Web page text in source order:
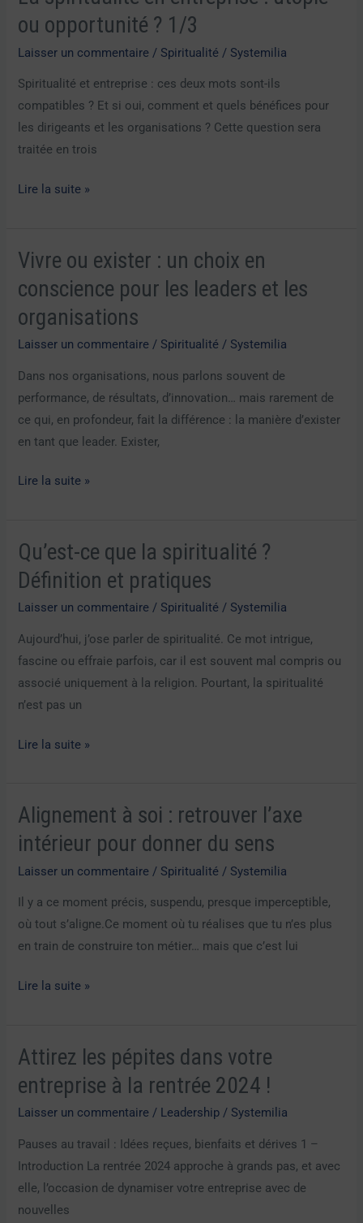
ou opportunité ? 1/3
Laisser un commentaire / Spiritualité / Systemilia
Spiritualité et entreprise : ces deux mots sont-ils
compatibles ? Et si oui, comment et quels bénéfices pour
les dirigeants et les organisations ? Cette question sera
traitée en trois
:
opportunité
?
1/3
Lire la suite »
Vivre ou exister : un choix en
conscience pour les leaders et les
organisations
Laisser un commentaire / Spiritualité / Systemilia
Dans nos organisations, nous parlons souvent de
performance, de résultats, d’innovation… mais rarement de
ce qui, en profondeur, fait la différence : la manière d’exister
en tant que leader. Exister,
Vivre
exister
:
un
leaders
organisations
Lire la suite »
Qu’est-ce que la spiritualité ?
Définition et pratiques
Laisser un commentaire / Spiritualité / Systemilia
Aujourd’hui, j’ose parler de spiritualité. Ce mot intrigue,
fascine ou effraie parfois, car il est souvent mal compris ou
associé uniquement à la religion. Pourtant, la spiritualité
n’est pas un
Qu’est-
ce
que
la
spiritualité
?
Définition
et
Lire la suite »
Alignement à soi : retrouver l’axe
intérieur pour donner du sens
Laisser un commentaire / Spiritualité / Systemilia
Il y a ce moment précis, suspendu, presque imperceptible,
où tout s’aligne.Ce moment où tu réalises que tu n’es plus
en train de construire ton métier… mais que c’est lui
Alignement
à
soi
:
retrouver
l’axe
intérieur
donner
Lire la suite »
Attirez les pépites dans votre
entreprise à la rentrée 2024 !
Laisser un commentaire / Leadership / Systemilia
Pauses au travail : Idées reçues, bienfaits et dérives 1 –
Introduction La rentrée 2024 approche à grands pas, et avec
elle, l’occasion de dynamiser votre entreprise avec de
nouvelles
Attirez
pépites
dans
votre
entreprise
à
la